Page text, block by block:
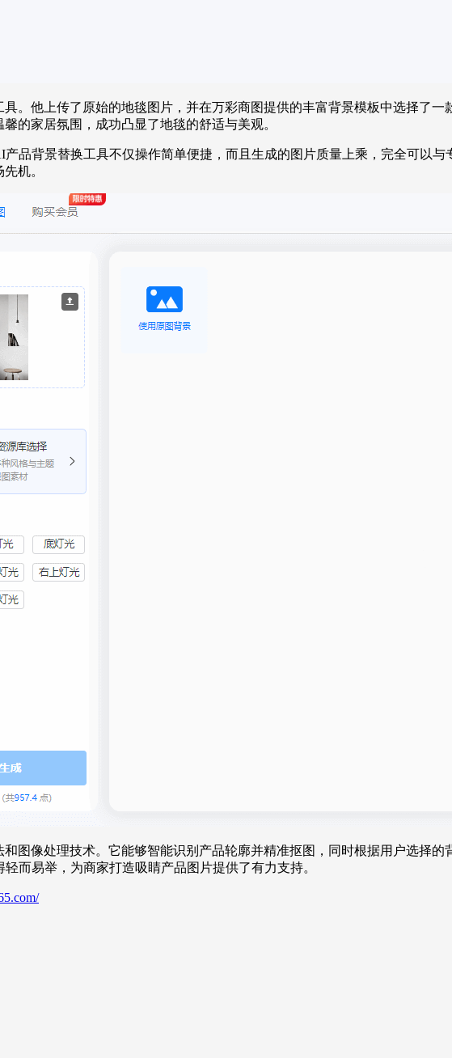
。他上传了原始的地毯图片，并在万彩商图提供的丰富背景模板中选择了
的家居氛围，成功凸显了地毯的舒适与美观。
品背景替换工具不仅操作简单便捷，而且生成的图片质量上乘，完全可以
机。
图像处理技术。它能够智能识别产品轮廓并精准抠图，同时根据用户选择
而易举，为商家打造吸睛产品图片提供了有力支持。